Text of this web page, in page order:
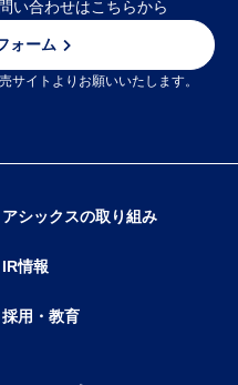
い合わせはこちらから
ォーム
イトよりお願いいたします。
アシックスの取り組み
IR情報
採用・教育